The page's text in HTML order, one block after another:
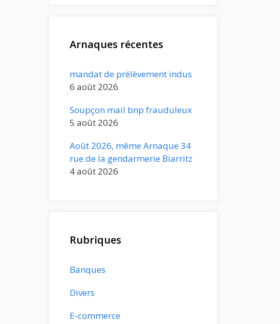
Arnaques récentes
mandat de prélèvement indus
6 août 2026
Soupçon mail bnp frauduleux
5 août 2026
Août 2026, même Arnaque 34
rue de la gendarmerie Biarritz
4 août 2026
Rubriques
Banques
Divers
E-commerce